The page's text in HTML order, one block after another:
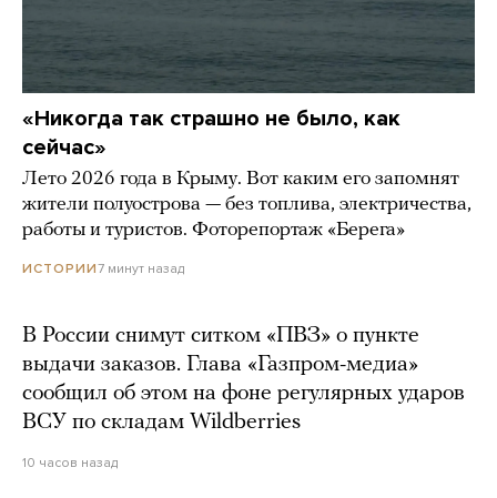
«Никогда так страшно не было, как
сейчас»
Лето 2026 года в Крыму. Вот каким его запомнят
жители полуострова — без топлива, электричества,
работы и туристов. Фоторепортаж «Берега»
ИСТОРИИ7 минут назад
В России снимут ситком «ПВЗ» о пункте
выдачи заказов. Глава «Газпром-медиа»
сообщил об этом на фоне регулярных ударов
ВСУ по складам Wildberries
10 часов назад